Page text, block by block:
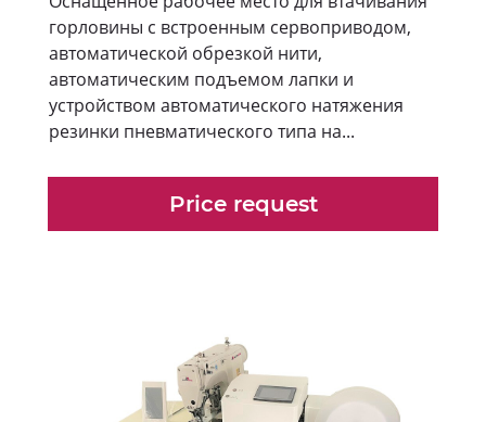
горловины с встроенным сервоприводом,
автоматической обрезкой нити,
автоматическим подъемом лапки и
устройством автоматического натяжения
резинки пневматического типа на...
Price request